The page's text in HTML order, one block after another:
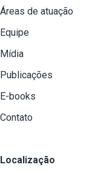
Áreas de atuação
Equipe
Mídia
Publicações
E-books
Contato
Localização